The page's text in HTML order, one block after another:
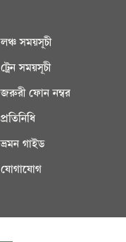
লঞ্চ সময়সূচী
ট্রেন সময়সূচী
জরুরী ফোন নম্বর
প্রতিনিধি
ভ্রমন গাইড
যোগাযোগ